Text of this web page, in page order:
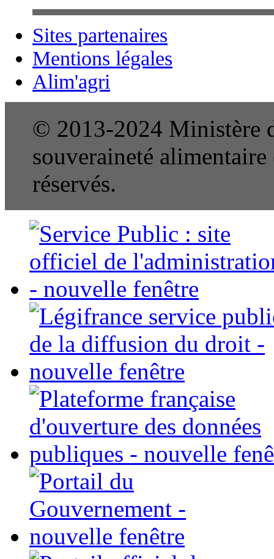
Sites partenaires
Mentions légales
Alim'agri
© 2013-2024 Ministère
souveraineté
réservés.